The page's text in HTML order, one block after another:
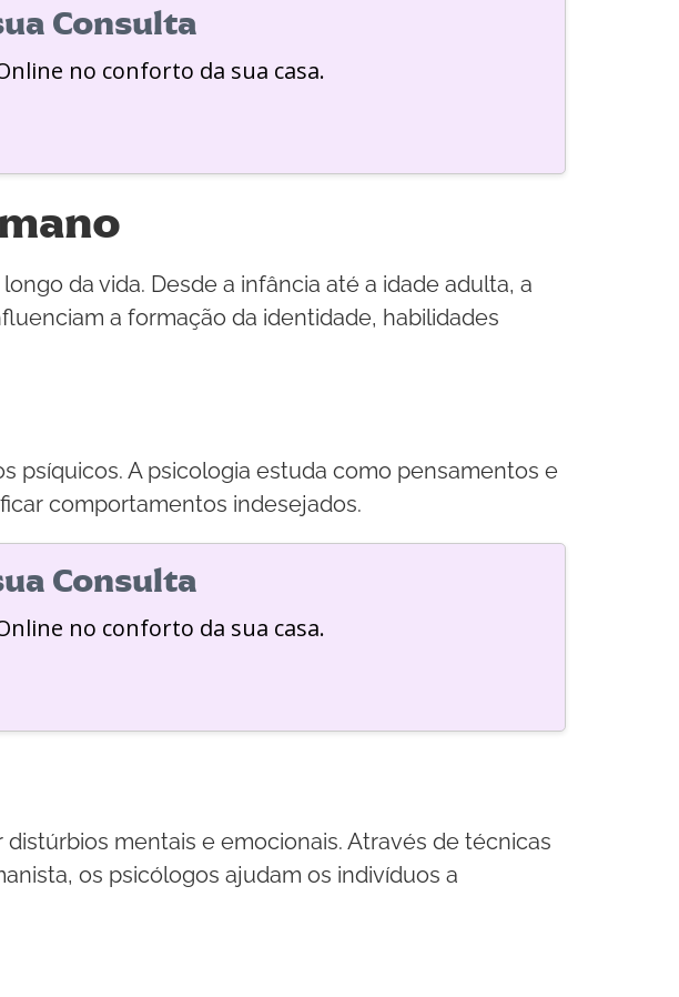
Consulta
no conforto da sua casa.
da vida. Desde a infância até a idade adulta, a
a formação da identidade, habilidades
psíquicos. A psicologia estuda como pensamentos e
comportamentos indesejados.
Consulta
no conforto da sua casa.
mentais e emocionais. Através de técnicas
os psicólogos ajudam os indivíduos a